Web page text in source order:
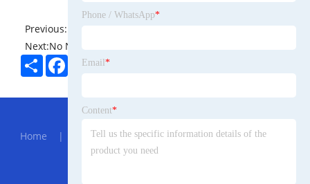
Previous:
Next:No News
ShareFacebook
Twitter
Hot Menu
Home | About Us |Products| News|
Inquiry|
Phone / WhatsApp*
Email *
Content*